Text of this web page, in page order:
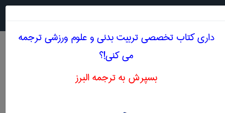
داری کتاب تخصصی تربيت بدنی و علوم ورزشی ترجمه
می کنی!؟
بسپرش به ترجمه البرز